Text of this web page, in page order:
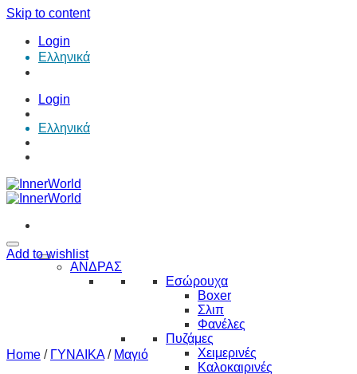
Skip to content
Login
Ελληνικά
Login
Ελληνικά
ΑΝΔΡΑΣ
Εσώρουχα
Boxer
Σλιπ
Φανέλες
Πυζάμες
Χειμερινές
Καλοκαιρινές
Add to wishlist
Home / ΓΥΝΑΙΚΑ / Μαγιό